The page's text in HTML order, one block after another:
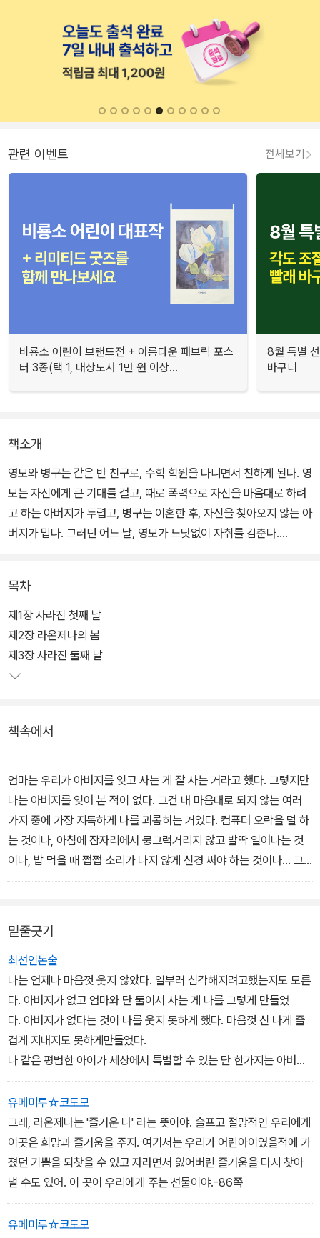
관련 이벤트 전체보기
비룡소 어린이 브랜드전 + 아름다운 패브릭 포스
터 3종(택 1, 대상도서 1만 원 이상...
8월 특별
바구니
책소개
영모와 병구는 같은 반 친구로, 수학 학원을 다니면서 친하게 된다. 영
모는 자신에게 큰 기대를 걸고, 때로 폭력으로 자신을 마음대로 하려
고 하는 아버지가 두렵고, 병구는 이혼한 후, 자신을 찾아오지 않는 아
버지가 밉다. 그러던 어느 날, 영모가 느닷없이 자취를 감춘다.
나('즐거운 나'의 순우리말)로 들어간다. 할아버지가 된 영모, 아저씨
가 된 영모, 아이가 된 영모. 병구는 영모를 다시 현실로 되돌리기 위
해 노력한다. 영모의 아버지는 아들의 마음을 돌리기 위해 노력하지
만, 영모는 아버지를 용서하지 않는다.
버지라는 존재를 접어 둔다. 그리고 언젠가 그 아버지와 화해를 시도
비상 장편동화 부문 수상작이다.
목차
제1장 사라진 첫째 날
제2장 라온제나의 봄
제3장 사라진 둘째 날
책속에서
엄마는 우리가 아버지를 잊고 사는 게 잘 사는 거라고 했다. 그렇지만
나는 아버지를 잊어 본 적이 없다. 그건 내 마음대로 되지 않는 여러
가지 중에 가장 지독하게 나를 괴롭히는 거였다. 컴퓨터 오락을 덜 하
는 것이나, 아침에 잠자리에서 뭉그럭거리지 않고 발딱 일어나는 것
이나, 밥 먹을 때 쩝쩝 소리가 나지 않게 신경 써야 하는 것이나... 그
밖에도 내 마음대로 잘 안되는 게 많다. 그러나 그중에서 아버지를 완
세상에 수많은 아버지들이 눈만 뜨면 내 앞에서 왔다갔다 하는데 어
떻게 아버지 생각을 하나도 하지 않을 수 있을까? 거기다 자기의 아
이들이랑 꼭 붙어서 웃고 있는 아버지들을 보면 아버지가 보고 싶어
미치겠는데.
어떤 아버지라도 좋으니까 딱 한 달, 아니 딱 하루만이라도 아버지랑
살아보고 싶다. 그러면서도 아버지를 그리워하는 내 자신이 못마땅했
다.
추운 밤, 거리로 쫓겨 나온 영모는 무서운 아버지 때문에 울고, 그 옆
에 있던 나는 무심한 아버지 때문에 화가 났다.
-본문 p.40 중에서
밑줄긋기
최선인논술
나는 언제나 마음껏 웃지 않았다. 일부러 심각해지려고했는지도 모른
다. 아버지가 없고 엄마와 단 둘이서 사는 게 나를 그렇게 만들었
다. 아버지가 없다는 것이 나를 웃지 못하게 했다. 마음껏 신 나게 즐
겁게 지내지도 못하게만들었다.
나 같은 평범한 아이가 세상에서 특별할 수 있는 단 한가지는 아버지
가 없는 아이라는 것이었다.
유메미루☆코도모
그래, 라온제나는 '즐거운 나' 라는 뜻이야. 슬프고 절망적인 우리에게
이곳은 희망과 즐거움을 주지. 여기서는 우리가 어린아이였을적에 가
졌던 기쁨을 되찾을 수 있고 자라면서 잃어버린 즐거움을 다시 찾아
낼 수도 있어. 이 곳이 우리에게 주는 선물이야.-86쪽
유메미루☆코도모